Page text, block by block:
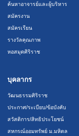
ค้นหาอาจารย์และผู้บริหาร
สมัครงาน
สมัครเรียน
รางวัลคุณภาพ
หอสมุดศิริราช
บุคลากร
วัฒนธรรมศิริราช
ประกาศ/ระเบียบ/ข้อบังคับ
สวัสดิการ/สิทธิประโยชน์
สหกรณ์ออมทรัพย์ ม.มหิดล